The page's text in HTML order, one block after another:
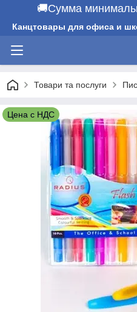
🚚Сумма
Канцтовары для офиса и
Товари та послуги
Цена с НДС